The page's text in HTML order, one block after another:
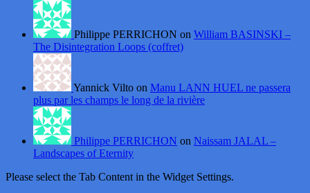
Philippe PERRICHON on William BASINSKI –
The Disintegration Loops (coffret)
Yannick Vilto on Manu LANN HUEL ne passera
plus par les champs le long de la rivière
Philippe PERRICHON on Naissam JALAL –
Landscapes of Eternity
Please select the Tab Content in the Widget Settings.